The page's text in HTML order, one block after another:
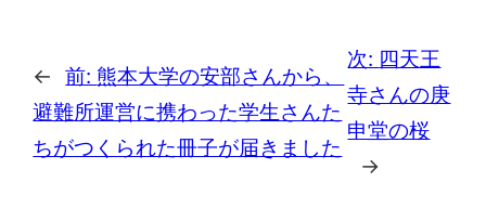
← 前: 熊本大学の安部さんから、
避難所運営に携わった学生さんた
ちがつくられた冊子が届きました
次: 四天王
寺さんの庚
申堂の桜
→